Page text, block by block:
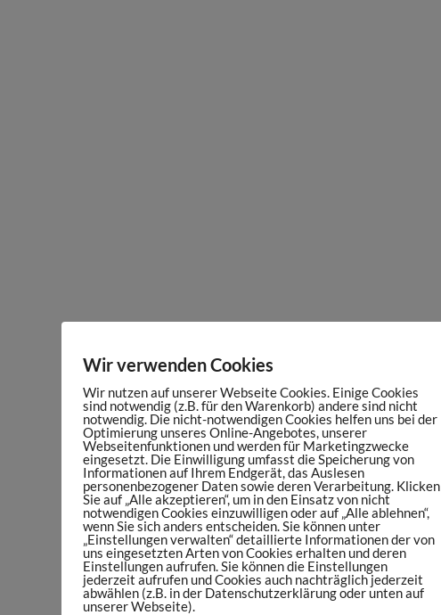
Wir verwenden Cookies
Wir nutzen auf unserer Webseite Cookies. Einige Cookies
sind notwendig (z.B. für den Warenkorb) andere sind nicht
notwendig. Die nicht-notwendigen Cookies helfen uns bei der
Optimierung unseres Online-Angebotes, unserer
Webseitenfunktionen und werden für Marketingzwecke
eingesetzt. Die Einwilligung umfasst die Speicherung von
Informationen auf Ihrem Endgerät, das Auslesen
personenbezogener Daten sowie deren Verarbeitung. Klicken
Sie auf „Alle akzeptieren“, um in den Einsatz von nicht
notwendigen Cookies einzuwilligen oder auf „Alle ablehnen“,
wenn Sie sich anders entscheiden. Sie können unter
„Einstellungen verwalten“ detaillierte Informationen der von
uns eingesetzten Arten von Cookies erhalten und deren
Einstellungen aufrufen. Sie können die Einstellungen
jederzeit aufrufen und Cookies auch nachträglich jederzeit
abwählen (z.B. in der Datenschutzerklärung oder unten auf
unserer Webseite).